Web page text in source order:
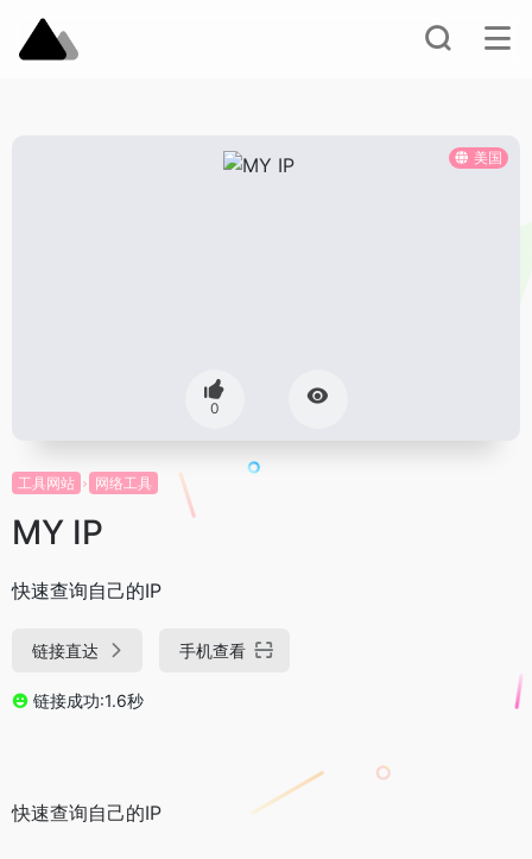
美国
0
工具网站 网络工具
MY IP
快速查询自己的IP
链接直达 手机查看
链接成功:1.6秒
快速查询自己的IP